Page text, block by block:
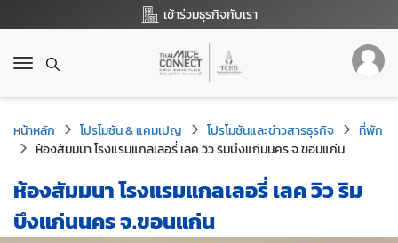
เข้าร่วมธุรกิจกับเรา
T
g
g
l
e
n
a
v
i
หน้าหลัก โปรโมชัน & แคมเปญ โปรโมชันและข่าวสารธุรกิจ
ที่พัก
ห้องสัมมนา โรงแรมแกลเลอรี่ เลค วิว ริมบึงแก่นนคร จ.ขอนแก่น
ห้องสัมมนา โรงแรมแกลเลอรี่ เลค วิว ริม
บึงแก่นนคร จ.ขอนแก่น